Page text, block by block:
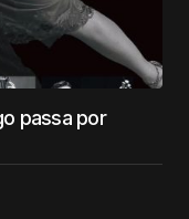
passa por